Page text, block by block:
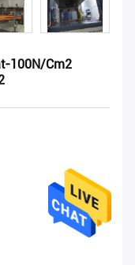
100N/Cm2